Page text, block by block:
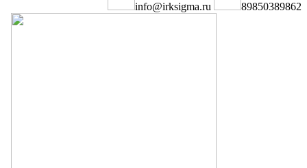
info@irksigma.ru 89850389862